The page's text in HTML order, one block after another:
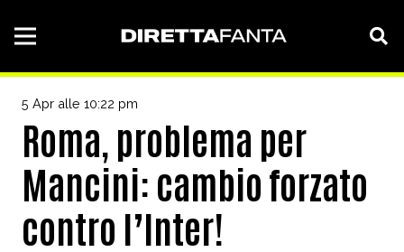
5 Apr alle 10:22 pm
Roma, problema per
Mancini: cambio forzato
contro l’Inter!